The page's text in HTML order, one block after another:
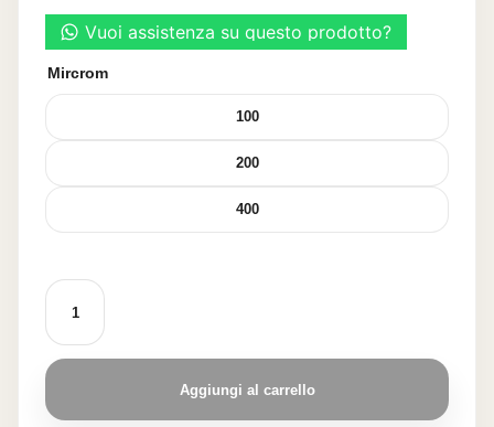
Mircrom
100
200
400
FILTRO
ETAMINA
8
LITRI
quantità
Aggiungi al carrello